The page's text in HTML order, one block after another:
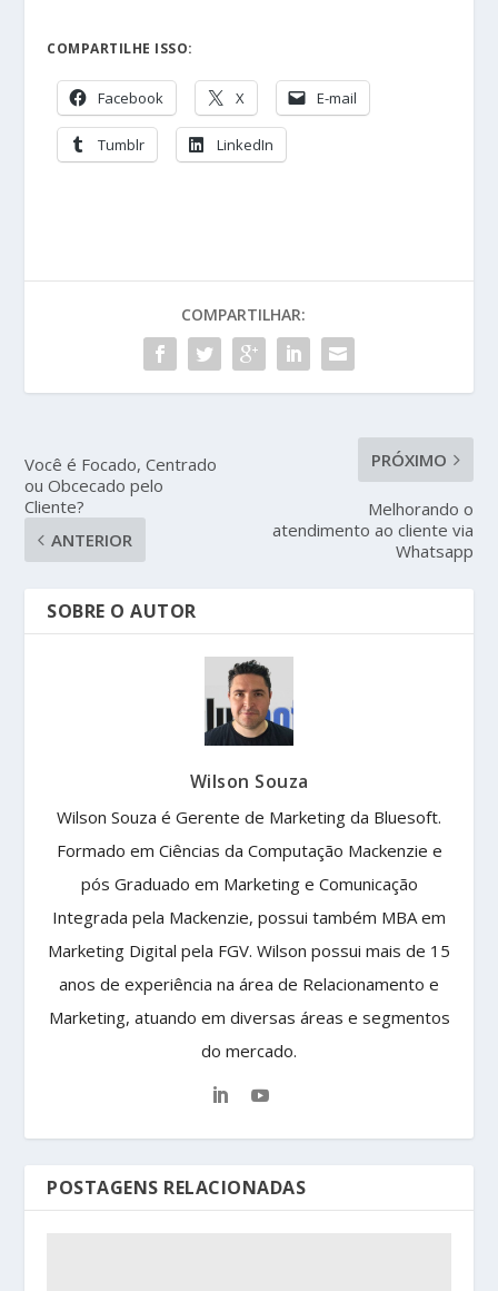
COMPARTILHE ISSO:
Facebook X E-mail
Tumblr LinkedIn
COMPARTILHAR:
Você é Focado, Centrado
ou Obcecado pelo
Cliente?
ANTERIOR
PRÓXIMO
Melhorando o
atendimento ao cliente via
Whatsapp
SOBRE O AUTOR
Wilson Souza
Wilson Souza é Gerente de Marketing da Bluesoft.
Formado em Ciências da Computação Mackenzie e
pós Graduado em Marketing e Comunicação
Integrada pela Mackenzie, possui também MBA em
Marketing Digital pela FGV. Wilson possui mais de 15
anos de experiência na área de Relacionamento e
Marketing, atuando em diversas áreas e segmentos
do mercado.
POSTAGENS RELACIONADAS